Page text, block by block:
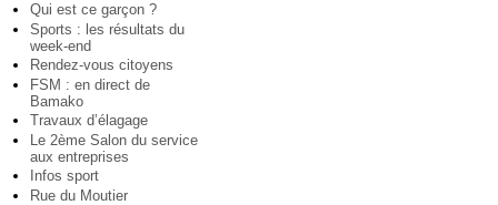
Qui est ce garçon ?
Sports : les résultats du
week-end
Rendez-vous citoyens
FSM : en direct de
Bamako
Travaux d’élagage
Le 2ème Salon du service
aux entreprises
Infos sport
Rue du Moutier